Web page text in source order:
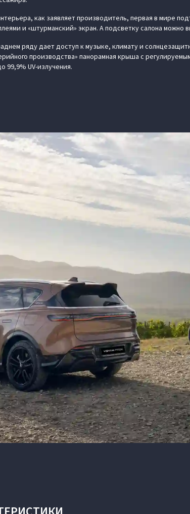
как заявляет производитель, первая в мире
и «штурманский» экран. А подсветку салона можно
ряду дает доступ к музыке, климату и
производства» панорамная крыша с
99,9% UV-излучения.